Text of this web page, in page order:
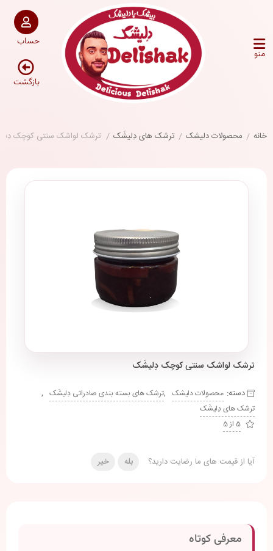
منو
حساب
بازگشت
خانه / محصولات دلیشک / ترشک های دِلیشَک / ترشک لواشک سنتی کوچک
ترشک لواشک سنتی کوچک دِلیشَک
دسته: محصولات دلیشک ,ترشک های بسته بندی صادراتی دِلیشَک ,
ترشک های دِلیشَک
5 از 5
آیا از قیمت های ما رضایت دارید؟ بله خیر
معرفی کوتاه